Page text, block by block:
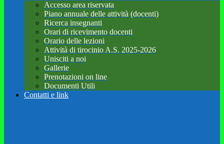
Accesso area riservata
Piano annuale delle attività (docenti)
Ricerca insegnanti
Orari di ricevimento docenti
Orario delle lezioni
Attività di tirocinio A.S. 2025-2026
Unisciti a noi
Gallerie
Prenotazioni on line
Documenti Utili
Contatti e link